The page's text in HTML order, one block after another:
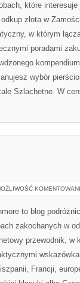
które
złota w
w którym
poradami
wybór
Szlachetne. W
to blog
zakochanych w
przewodnik, w
Francji,